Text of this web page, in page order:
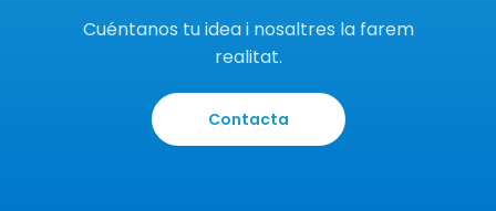
Cuéntanos tu idea i nosaltres la farem
realitat.
Contacta